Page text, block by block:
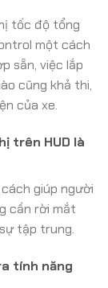
tốc độ tổng
một cách
sẵn, việc lắp
cũng khả thi,
của xe.
trên HUD là
giúp người
cần rời mắt
tập trung.
tính năng